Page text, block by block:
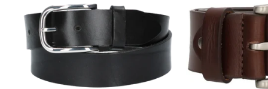
Jeansgürtel
Leder
Hochglanz-
Silberschließe
4cm
Breite
mit
Silberschließe